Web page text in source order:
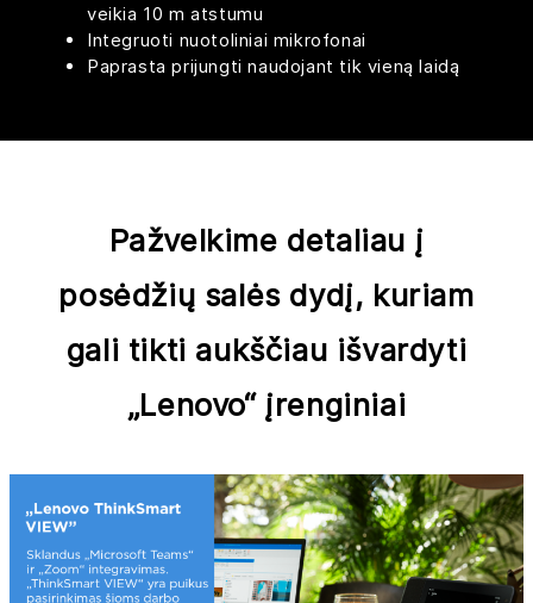
veikia 10 m atstumu​
Integruoti nuotoliniai mikrofonai​
Paprasta prijungti naudojant tik vieną laidą
Pažvelkime detaliau į
posėdžių salės dydį, kuriam
gali tikti aukščiau išvardyti
„Lenovo“ įrenginiai​